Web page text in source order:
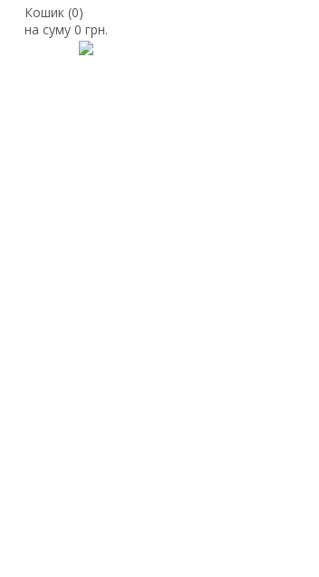
Кошик (0)
на суму0 грн.